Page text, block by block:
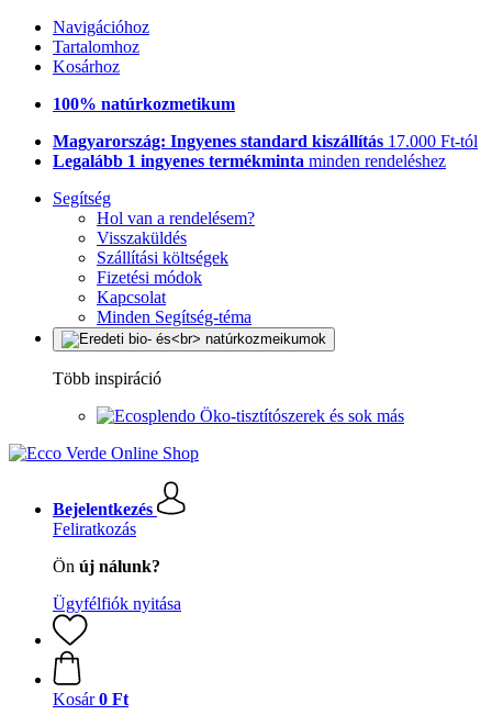
Navigációhoz
Tartalomhoz
Kosárhoz
100% natúrkozmetikum
Magyarország: Ingyenes standard kiszállítás 17.000 Ft-tól
Legalább 1 ingyenes termékminta minden rendeléshez
Segítség
Hol van a rendelésem?
Visszaküldés
Szállítási költségek
Fizetési módok
Kapcsolat
Minden Segítség-téma
Több inspiráció
Öko-tisztítószerek és sok más
Bejelentkezés
Feliratkozás
Ön új nálunk?
Ügyfélfiók nyitása
Kosár 0 Ft